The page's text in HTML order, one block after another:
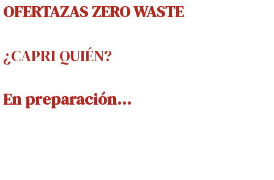
OFERTAZAS ZERO WASTE
¿CAPRI QUIÉN?
En preparación...